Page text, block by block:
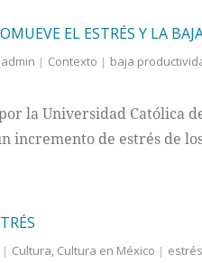
EL ESTRÉS Y LA
admin Contexto baja
la Universidad Católica
incremento de estrés de
Cultura, Cultura en México estrés